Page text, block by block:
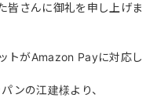
皆さんに御礼を申し上げま
トがAmazon Payに対応し
ンの江建様より、